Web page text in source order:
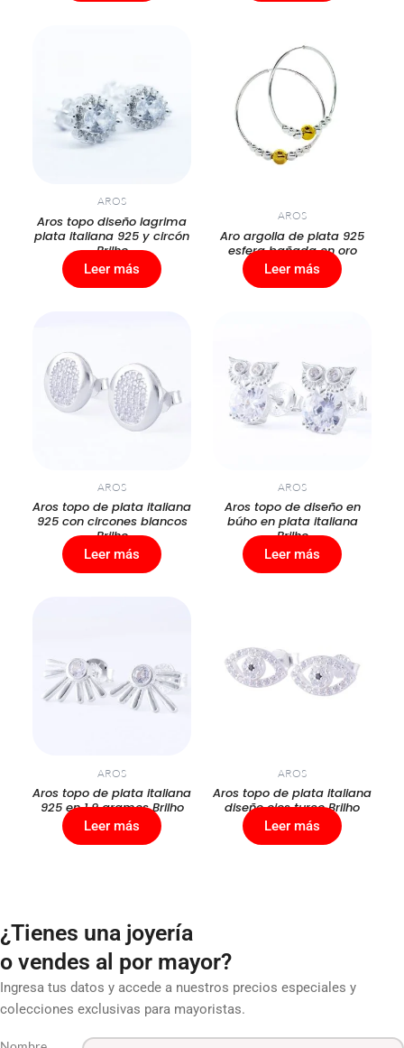
AROS
Aros topo diseño lagrima
plata italiana 925 y circón
Brilho
Leer más
AROS
Aro argolla de plata 925
esfera bañada en oro
Leer más
AROS
Aros topo de plata italiana
925 con circones blancos
Brilho
Leer más
AROS
Aros topo de diseño en
búho en plata italiana
Brilho
Leer más
AROS
Aros topo de plata italiana
925 en 1,9 gramos Brilho
Leer más
AROS
Aros topo de plata italiana
diseño ojos turco Brilho
Leer más
¿Tienes una joyería
o vendes al por mayor?
Ingresa tus datos y accede a nuestros precios especiales y
colecciones exclusivas para mayoristas.